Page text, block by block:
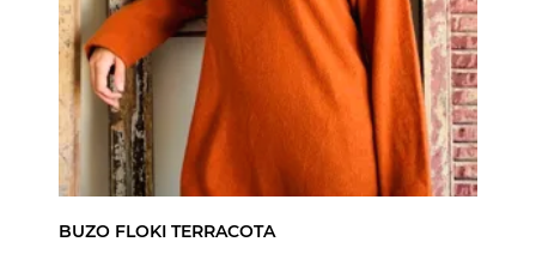
BUZO FLOKI TERRACOTA